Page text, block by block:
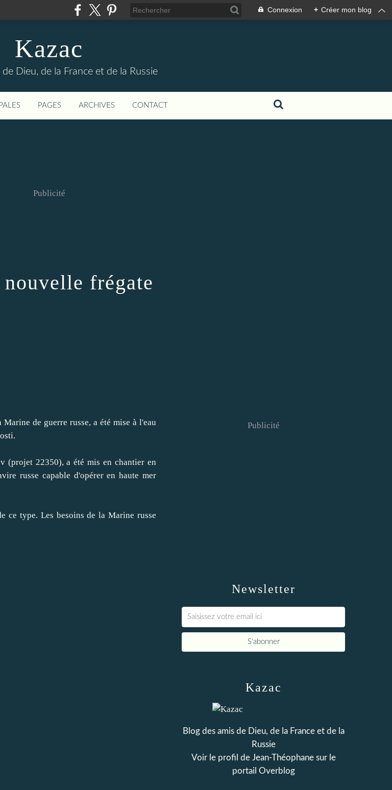
Connexion + Créer mon blog
Kazac
de Dieu, de la France et de la Russie
PAGES ARCHIVES CONTACT
Publicité
frégate
de guerre russe, a été mise à l'eau
22350), a été mis en chantier en
russe capable d'opérer en haute mer
type. Les besoins de la Marine russe
Newsletter
Publicité
Kazac
Blog des amis de Dieu, de la France et de la
Russie
Voir le profil de Jean-Théophanesur le
portail Overblog